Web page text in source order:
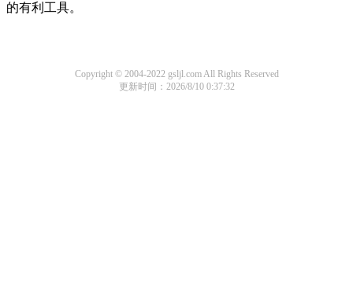
的有利工具。
Copyright © 2004-2022 gsljl.com All Rights Reserved
更新时间：2026/8/10 0:37:32